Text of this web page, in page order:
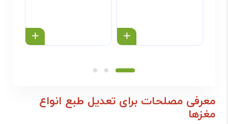
معرفی مصلحات برای تعدیل طبع انواع
مغزها